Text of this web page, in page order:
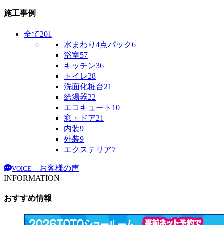
施工事例
全て201
水まわり4点パック6
浴室57
キッチン36
トイレ28
洗面化粧台21
給湯器22
エコキュート 10
窓・ドア21
内装9
外装9
エクステリア7
VOICE
お客様の声
INFORMATION
おすすめ情報